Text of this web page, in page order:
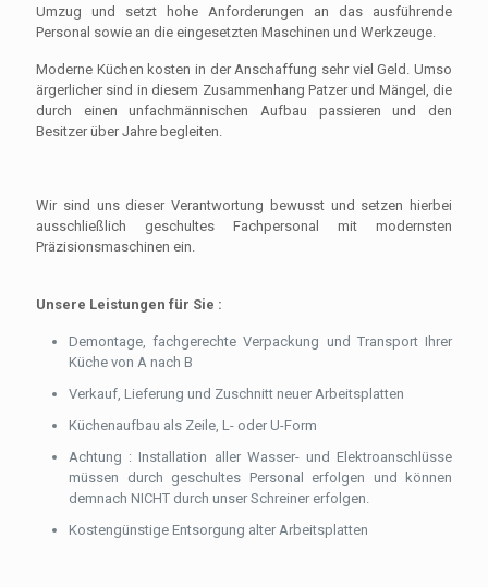
Umzug und setzt hohe Anforderungen an das ausführende
Personal sowie an die eingesetzten Maschinen und Werkzeuge.
Moderne Küchen kosten in der Anschaffung sehr viel Geld. Umso
ärgerlicher sind in diesem Zusammenhang Patzer und Mängel, die
durch einen unfachmännischen Aufbau passieren und den
Besitzer über Jahre begleiten.
Wir sind uns dieser Verantwortung bewusst und setzen hierbei
ausschließlich geschultes Fachpersonal mit modernsten
Präzisionsmaschinen ein.
Unsere Leistungen für Sie :
Demontage, fachgerechte Verpackung und Transport Ihrer
Küche von A nach B
Verkauf, Lieferung und Zuschnitt neuer Arbeitsplatten
Küchenaufbau als Zeile, L- oder U-Form
Achtung : Installation aller Wasser- und Elektroanschlüsse
müssen durch geschultes Personal erfolgen und können
demnach NICHT durch unser Schreiner erfolgen.
Kostengünstige Entsorgung alter Arbeitsplatten